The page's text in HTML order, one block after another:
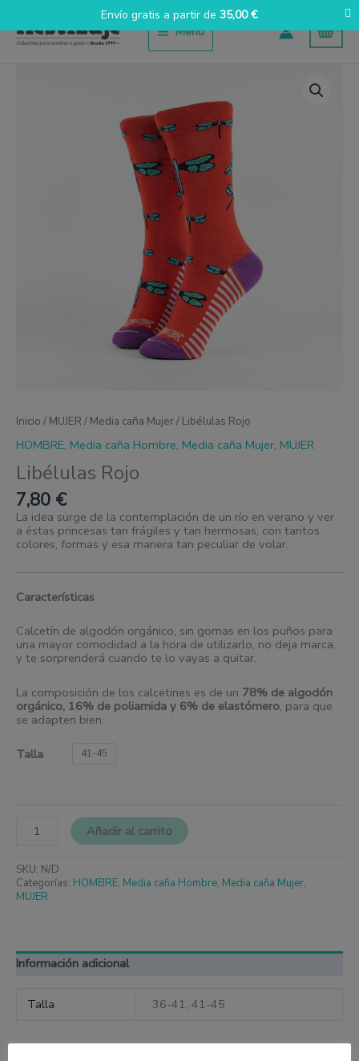
contenido
Menú
Inicio / MUJER / Media caña Mujer/ Libélulas Rojo
HOMBRE, Media caña Hombre, Media caña Mujer, MUJER
Libélulas Rojo
7,80 €
La idea surge de la contemplación de un río en verano y ver
a éstas princesas tan frágiles y tan hermosas, con tantos
colores, formas y esa manera tan peculiar de volar.
Características
Calcetín de algodón orgánico, sin gomas en los puños para
una mayor comodidad a la hora de utilizarlo, no deja marca,
y te sorprenderá cuando te lo vayas a quitar.
La composición de los calcetines es de un 78% de algodón
orgánico, 16% de poliamida y 6% de elastómero, para que
se adapten bien.
Talla 41-45
Añadir al carrito
SKU: N/D
Categorías: HOMBRE, Media caña Hombre, Media caña Mujer,
MUJER
Información adicional
Talla 36-41, 41-45
Envío gratis a partir de 35,00€